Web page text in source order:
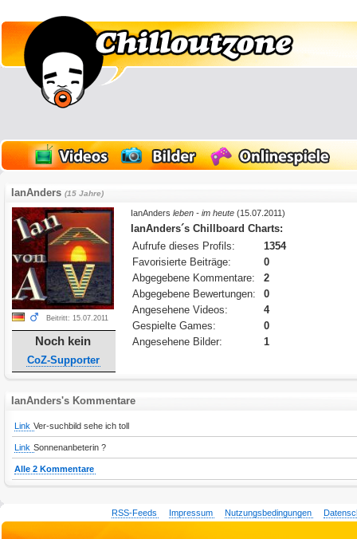
IanAnders(15 Jahre)
Beitritt: 15.07.2011
Noch kein
CoZ-Supporter
IanAndersleben - im heute (15.07.2011)
IanAnders´s Chillboard Charts:
Aufrufe dieses Profils:
1354
Favorisierte Beiträge:
0
Abgegebene Kommentare:
2
Abgegebene Bewertungen:
0
Angesehene Videos:
4
Gespielte Games:
0
Angesehene Bilder:
1
IanAnders's Kommentare
Link Ver-suchbild sehe ich toll
Link Sonnenanbeterin ?
Alle 2 Kommentare
RSS-Feeds Impressum Nutzungsbedingungen